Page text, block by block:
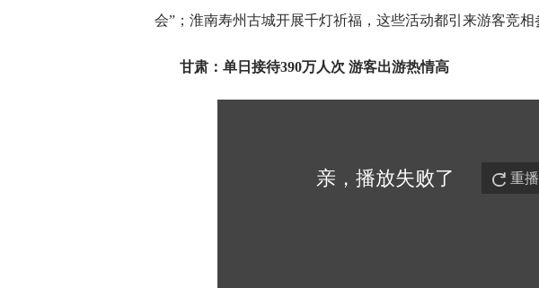
会”；淮南寿州古城开展千灯祈福，这些活动都引来游客竞相
甘肃：单日接待390万人次 游客出游热情高
亲，播放失败了 重播